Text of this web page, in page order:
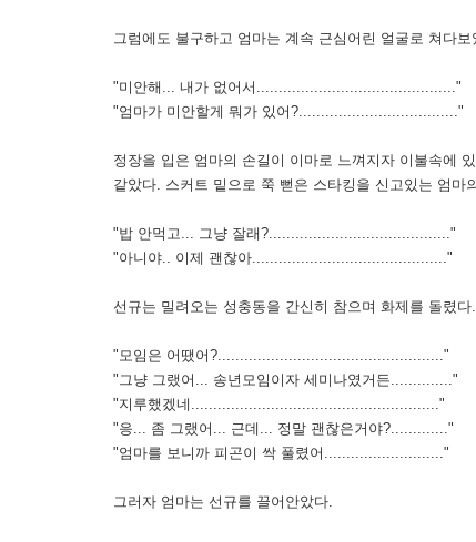
그럼에도 불구하고 엄마는 계속 근심어린 얼굴로 쳐다보
"미안해... 내가 없어서............................................."
"엄마가 미안할게 뭐가 있어?...................................."
정장을 입은 엄마의 손길이 이마로 느껴지자 이불속에
같았다. 스커트 밑으로 쭉 뻗은 스타킹을 신고있는 엄
"밥 안먹고... 그냥 잘래?........................................."
"아니야.. 이제 괜찮아............................................"
선규는 밀려오는 성충동을 간신히 참으며 화제를 돌렸다.
"모임은 어땠어?..................................................."
"그냥 그랬어... 송년모임이자 세미나였거든.............."
"지루했겠네........................................................"
"응... 좀 그랬어... 근데... 정말 괜찮은거야?............."
"엄마를 보니까 피곤이 싹 풀렸어..........................."
그러자 엄마는 선규를 끌어안았다.